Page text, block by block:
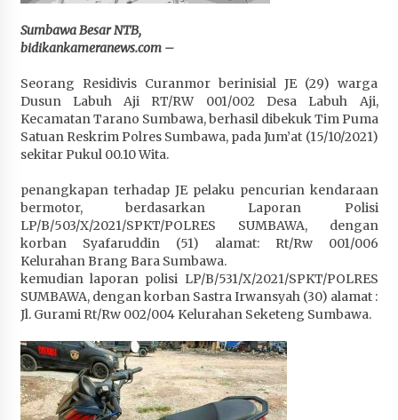
4 minggu ago
Pandangan Fraksi – Fraksi DPRD Sumbawa
4 minggu ago
Bupati Sumbawa Lepas 487 Atlet dari Berbagai
NTB 2026
4 minggu ago
BAZNAS Kabupaten Sumbawa Salurkan Bantuan
Program 100 Mustahik Per Desa di Desa Teluk
Santong
4 minggu ago
Pelatihan PDPP 2026 Bali
4 minggu ago
Terapkan “Polantas Menyapa”, Satlantas Polres
Sumbawa Besar NTB,
bidikankameranews.com –
Seorang Residivis Curanmor berinisial JE (29) warga
Dusun Labuh Aji RT/RW 001/002 Desa Labuh Aji,
Kecamatan Tarano Sumbawa, berhasil dibekuk Tim Puma
Satuan Reskrim Polres Sumbawa, pada Jum’at (15/10/2021)
sekitar Pukul 00.10 Wita.
penangkapan terhadap JE pelaku pencurian kendaraan
bermotor, berdasarkan Laporan Polisi
LP/B/503/X/2021/SPKT/POLRES SUMBAWA, dengan
korban Syafaruddin (51) alamat: Rt/Rw 001/006
Kelurahan Brang Bara Sumbawa.
kemudian laporan polisi LP/B/531/X/2021/SPKT/POLRES
SUMBAWA, dengan korban Sastra Irwansyah (30) alamat :
Jl. Gurami Rt/Rw 002/004 Kelurahan Seketeng Sumbawa.